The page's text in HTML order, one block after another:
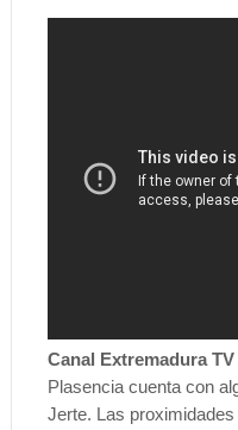
Canal Extremadura TV
Plasencia cuenta con
Jerte. Las